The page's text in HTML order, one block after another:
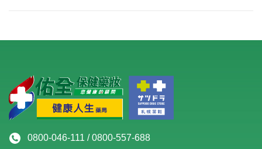
0800-046-111 / 0800-557-688